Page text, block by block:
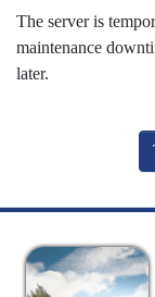
The server is
maintenance
later.